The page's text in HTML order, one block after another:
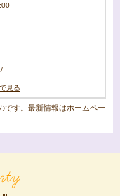
見る
す。最新情報はホームペー